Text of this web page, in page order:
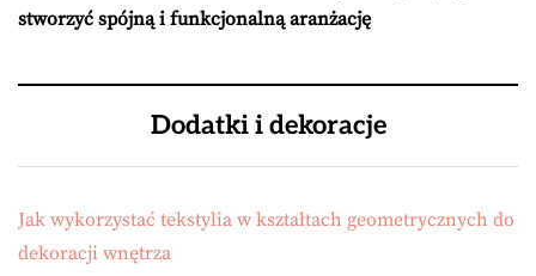
stworzyć spójną i funkcjonalną aranżację
Dodatki i dekoracje
Jak wykorzystać tekstylia w kształtach geometrycznych do
dekoracji wnętrza